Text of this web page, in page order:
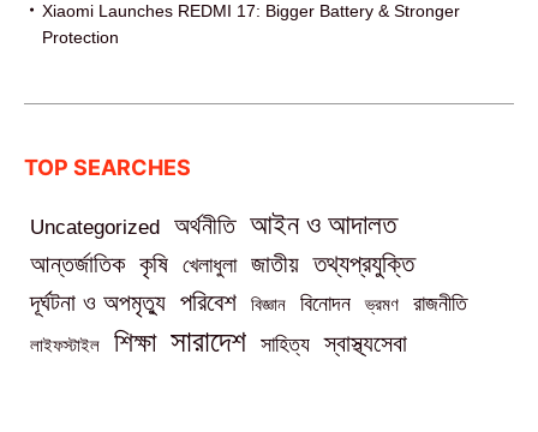
Xiaomi Launches REDMI 17: Bigger Battery & Stronger
Protection
TOP SEARCHES
Uncategorized অর্থনীতি আইন ও আদালত
আন্তর্জাতিক কৃষি খেলাধুলা জাতীয় তথ্যপ্রযুক্তি
দূর্ঘটনা ও অপমৃত্যু পরিবেশ বিজ্ঞান বিনোদন ভ্রমণ রাজনীতি
লাইফস্টাইল শিক্ষা সারাদেশ সাহিত্য স্বাস্থ্যসেবা